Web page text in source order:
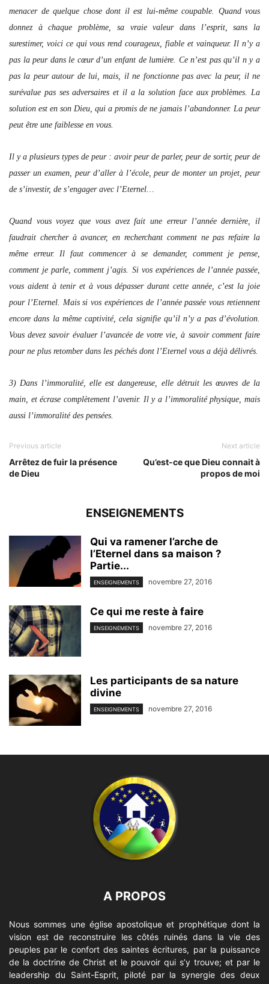
menacer de quelque chose dont il est lui-même coupable. Quand vous
donnez à chaque problème, sa vraie valeur dans l’esprit, sans la
surestimer, voici ce qui vous rend courageux, fiable et vainqueur. Il n’y a
pas la peur dans le cœur d’un enfant de lumière. Ce n’est pas qu’il n y a
pas la peur autour de lui, mais, il ne fonctionne pas avec la peur, il ne
surévalue pas ses adversaires et il a la solution face aux problèmes. La
solution est en son Dieu, qui a promis de ne jamais l’abandonner. La peur
peut être une faiblesse en vous.
Il y a plusieurs types de peur : avoir peur de parler, peur de sortir, peur de
passer un examen, peur d’aller à l’école, peur de monter un projet, peur
de s’investir, de s’engager avec l’Eternel…
Quand vous voyez que vous avez fait une erreur l’année dernière, il
faudrait chercher à avancer, en recherchant comment ne pas refaire la
même erreur. Il faut commencer à se demander, comment je pense,
comment je parle, comment j’agis. Si vos expériences de l’année passée,
vous aident à tenir et à vous dépasser durant cette année, c’est la joie
pour l’Eternel. Mais si vos expériences de l’année passée vous retiennent
encore dans la même captivité, cela signifie qu’il n’y a pas d’évolution.
Vous devez savoir évaluer l’avancée de votre vie, à savoir comment faire
pour ne plus retomber dans les péchés dont l’Eternel vous a déjà délivrés.
3) Dans l’immoralité, elle est dangereuse, elle détruit les œuvres de la
main, et écrase complètement l’avenir. Il y a l’immoralité physique, mais
aussi l’immoralité des pensées.
Previous article
Arrêtez de fuir la présence
de Dieu
Next article
Qu’est-ce que Dieu connait à
propos de moi
ENSEIGNEMENTS
Qui va ramener l’arche de
l’Eternel dans sa maison ?
Partie...
ENSEIGNEMENTS novembre 27, 2016
Ce qui me reste à faire
ENSEIGNEMENTS novembre 27, 2016
Les participants de sa nature
divine
ENSEIGNEMENTS novembre 27, 2016
A PROPOS
Nous sommes une église apostolique et prophétique dont la
vision est de reconstruire les côtés ruinés dans la vie des
peuples par le confort des saintes écritures, par la puissance
de la doctrine de Christ et le pouvoir qui s’y trouve; et par le
leadership du Saint-Esprit, piloté par la synergie des deux